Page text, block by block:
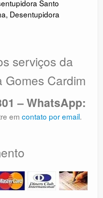
Santo
, Desentupidora
serviços da
Gomes Cardim
– WhatsApp:
em contato por email.